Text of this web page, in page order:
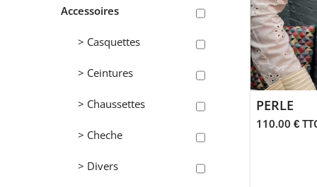
Accessoires
> Casquettes
> Ceintures
> Chaussettes
> Cheche
> Divers
PERLE
110.00 €